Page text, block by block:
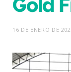
Gold
16 DE ENERO DE